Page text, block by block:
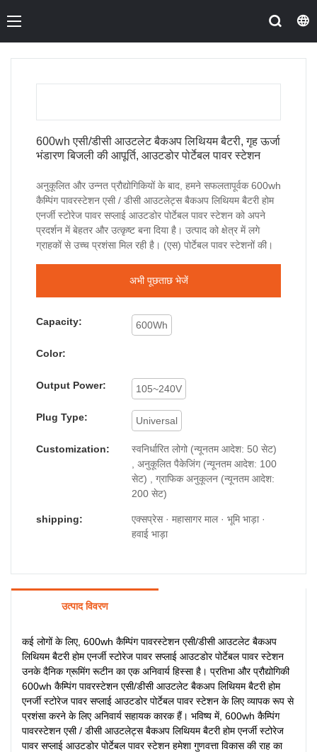
600wh एसी/डीसी आउटलेट बैकअप लिथियम बैटरी, गृह ऊर्जा
भंडारण बिजली की आपूर्ति, आउटडोर पोर्टेबल पावर स्टेशन
अनुकूलित और उन्नत प्रौद्योगिकियों के बाद, हमने सफलतापूर्वक 600wh
कैम्पिंग पावरस्टेशन एसी / डीसी आउटलेट्स बैकअप लिथियम बैटरी होम
एनर्जी स्टोरेज पावर सप्लाई आउटडोर पोर्टेबल पावर स्टेशन को अपने
प्रदर्शन में बेहतर और उत्कृष्ट बना दिया है। उत्पाद को क्षेत्र में लगे
ग्राहकों से उच्च प्रशंसा मिल रही है। (एस) पोर्टेबल पावर स्टेशनों की।
अभी पूछताछ भेजें
Capacity: 600Wh
Color:
Output Power: 105~240V
Plug Type: Universal
Customization:
स्वनिर्धारित लोगो (न्यूनतम आदेश: 50 सेट)
, अनुकूलित पैकेजिंग (न्यूनतम आदेश: 100
सेट) , ग्राफिक अनुकूलन (न्यूनतम आदेश:
200 सेट)
shipping:
एक्सप्रेस · महासागर माल · भूमि भाड़ा ·
हवाई भाड़ा
उत्पाद विवरण
कई लोगों के लिए, 600wh कैम्पिंग पावरस्टेशन एसी/डीसी आउटलेट बैकअप
लिथियम बैटरी होम एनर्जी स्टोरेज पावर सप्लाई आउटडोर पोर्टेबल पावर स्टेशन
उनके दैनिक ग्रूमिंग रूटीन का एक अनिवार्य हिस्सा है। प्रतिभा और प्रौद्योगिकी
600wh कैम्पिंग पावरस्टेशन एसी/डीसी आउटलेट बैकअप लिथियम बैटरी होम
एनर्जी स्टोरेज पावर सप्लाई आउटडोर पोर्टेबल पावर स्टेशन के लिए व्यापक रूप से
प्रशंसा करने के लिए अनिवार्य सहायक कारक हैं। भविष्य में, 600wh कैम्पिंग
पावरस्टेशन एसी / डीसी आउटलेट्स बैकअप लिथियम बैटरी होम एनर्जी स्टोरेज
पावर सप्लाई आउटडोर पोर्टेबल पावर स्टेशन हमेशा गुणवत्ता विकास की राह का